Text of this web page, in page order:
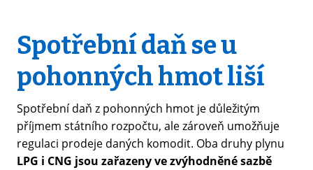
Spotřební daň se u
pohonných hmot liší
Spotřební daň z pohonných hmot je důležitým
příjmem státního rozpočtu, ale zároveň umožňuje
regulaci prodeje daných komodit. Oba druhy plynu
LPG i CNG jsou zařazeny ve zvýhodněné sazbě